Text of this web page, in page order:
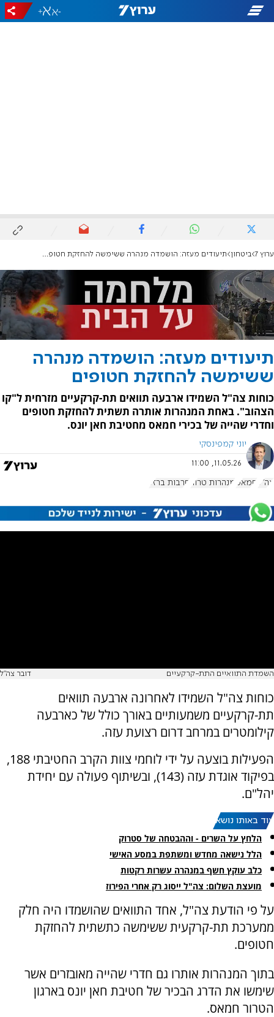
-
+
ערוץ 7 ביטחון תיעודים מעזה: הושמדה מנהרה ששימשה להחזקת חטופים
תיעודים מעזה: הושמדה מנהרה
ששימשה להחזקת חטופים
כוחות צה"ל השמידו ארבעה תוואים תת-קרקעיים מזרחית ל"קו
הצהוב". באחת המנהרות אותרה תשתית להחזקת חטופים
וחדרי שהייה של בכירי חמאס מחטיבת חאן יונס.
יוני קמפינסקי
11.05.26, 11:00
צה"ל חמאס מנהרות טרור חרבות ברזל
השמדת התוואיים התת-קרקעיים דובר צה"ל
כוחות צה"ל השמידו לאחרונה ארבעה תוואים
תת-קרקעיים משמעותיים באורך כולל של כארבעה
קילומטרים במרחב דרום רצועת עזה.
הפעילות בוצעה על ידי לוחמי צוות הקרב החטיבתי 188,
בפיקוד אוגדת עזה (143), ובשיתוף פעולה עם יחידת
יהל"ם.
עוד באותו נושא:
הלחץ על השרים - וההבטחה של סטרוק
הלל נישאה מחדש ומשתפת במסע האישי
כלב עוקץ חשף במנהרה עשרות רקטות
מועצת השלום: צה"ל ייסוג רק אחרי הפירוז
על פי הודעת צה"ל, אחד התוואים שהושמדו היה חלק
ממערכת תת-קרקעית ששימשה כתשתית להחזקת
חטופים.
בתוך המנהרות אותרו גם חדרי שהייה מאובזרים אשר
שימשו את הדרג הבכיר של חטיבת חאן יונס בארגון
הטרור חמאס.